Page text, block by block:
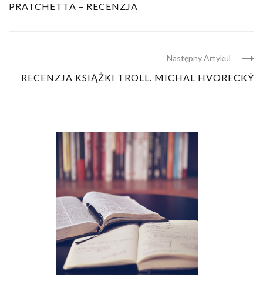
PRATCHETTA – RECENZJA
Następny Artykul
RECENZJA KSIĄŻKI TROLL. MICHAL HVORECKÝ